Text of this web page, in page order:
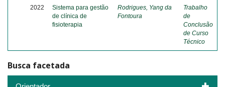
2022
Sistema para gestão
de clínica de
fisioterapia
Rodrigues, Yang da
Fontoura
Trabalho
de
Conclusão
de Curso
Técnico
Busca facetada